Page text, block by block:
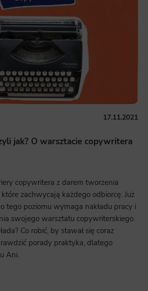
17.11.2021
jak? O warsztacie copywritera
copywritera z darem tworzenia
zachwycają każdego odbiorcę. Już
tego poziomu wymaga nakładu pracy i
swojego warsztatu copywriterskiego.
Co robić, by stawał się coraz
porady praktyka, dlatego
Ani.